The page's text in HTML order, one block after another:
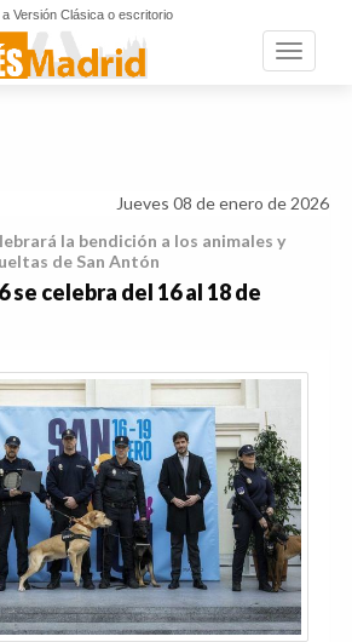
a Versión Clásica o escritorio
Toggle
Jueves 08 de enero de 2026
la bendición a los animales y
de San Antón
se celebra del 16 al 18 de